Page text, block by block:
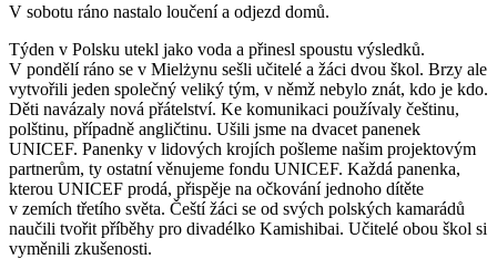
V sobotu ráno nastalo loučení a odjezd domů.
Týden v Polsku utekl jako voda a přinesl spoustu výsledků.
V pondělí ráno se v Mielżynu sešli učitelé a žáci dvou škol. Brzy ale
vytvořili jeden společný veliký tým, v němž nebylo znát, kdo je kdo.
Děti navázaly nová přátelství. Ke komunikaci používaly češtinu,
polštinu, případně angličtinu. Ušili jsme na dvacet panenek
UNICEF. Panenky v lidových krojích pošleme našim projektovým
partnerům, ty ostatní věnujeme fondu UNICEF. Každá panenka,
kterou UNICEF prodá, přispěje na očkování jednoho dítěte
v zemích třetího světa. Čeští žáci se od svých polských kamarádů
naučili tvořit příběhy pro divadélko Kamishibai. Učitelé obou škol si
vyměnili zkušenosti.